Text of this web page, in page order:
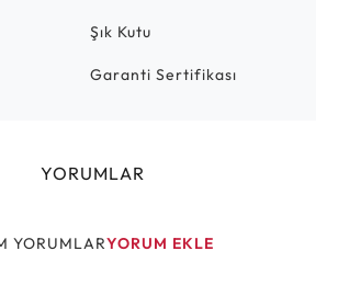
Şık Kutu
Garanti Sertifikası
YORUMLAR
YORUMLARYORUM EKLE